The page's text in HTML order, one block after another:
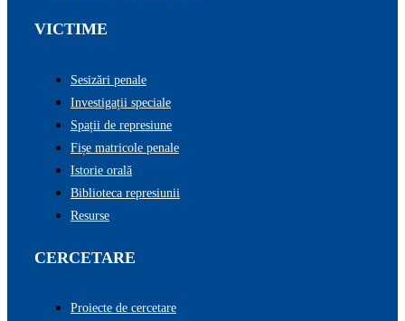
VICTIME
Sesizări penale
Investigații speciale
Spații de represiune
Fișe matricole penale
Istorie orală
Biblioteca represiunii
Resurse
CERCETARE
Proiecte de cercetare